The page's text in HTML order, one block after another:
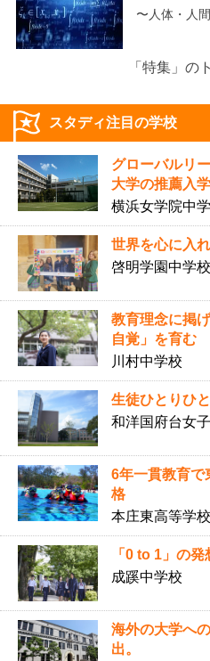
〜人体・人
「特集」の
スタディ注目の学校
グローバルリ
大学の推薦入
横浜女学院中
世界を心に入
啓明学園中学校
教育理念に掲
自覚」を育む
川村中学校
生徒ひとりひ
和洋国府台女
6年一貫教育で
格
本庄東高等学
「0 to 1」の
成蹊中学校
海外の大学へ
出。